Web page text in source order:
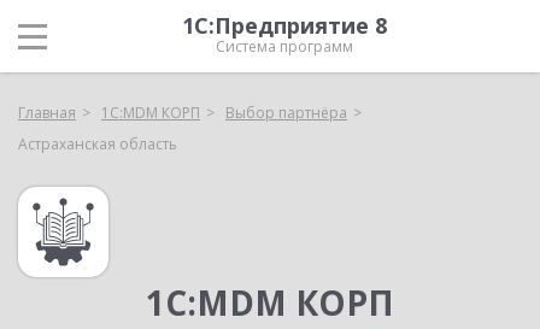
1С:Предприятие 8
Система программ
Главная 1С:MDM КОРП
Выбор партнёра
Астраханская область
1С:MDM КОРП